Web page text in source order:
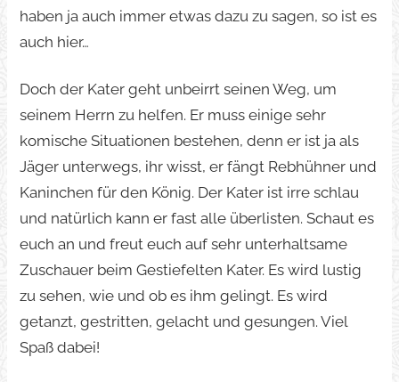
haben ja auch immer etwas dazu zu sagen, so ist es
auch hier…
Doch der Kater geht unbeirrt seinen Weg, um
seinem Herrn zu helfen. Er muss einige sehr
komische Situationen bestehen, denn er ist ja als
Jäger unterwegs, ihr wisst, er fängt Rebhühner und
Kaninchen für den König. Der Kater ist irre schlau
und natürlich kann er fast alle überlisten. Schaut es
euch an und freut euch auf sehr unterhaltsame
Zuschauer beim Gestiefelten Kater. Es wird lustig
zu sehen, wie und ob es ihm gelingt. Es wird
getanzt, gestritten, gelacht und gesungen. Viel
Spaß dabei!